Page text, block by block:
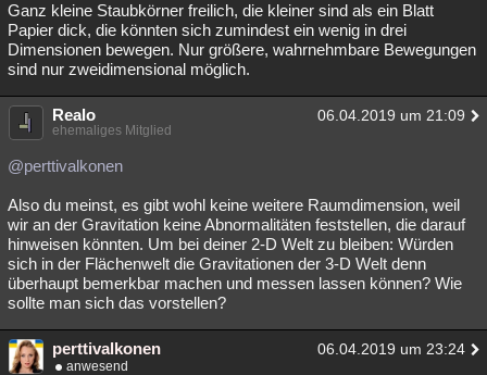
Ganz kleine Staubkörner freilich, die kleiner sind als ein Blatt
Papier dick, die könnten sich zumindest ein wenig in drei
Dimensionen bewegen. Nur größere, wahrnehmbare Bewegungen
sind nur zweidimensional möglich.
Realo 06.04.2019 um 21:09
ehemaliges Mitglied
@perttivalkonen
Also du meinst, es gibt wohl keine weitere Raumdimension, weil
wir an der Gravitation keine Abnormalitäten feststellen, die darauf
hinweisen könnten. Um bei deiner 2-D Welt zu bleiben: Würden
sich in der Flächenwelt die Gravitationen der 3-D Welt denn
überhaupt bemerkbar machen und messen lassen können? Wie
sollte man sich das vorstellen?
perttivalkonen 06.04.2019 um 23:24
anwesend